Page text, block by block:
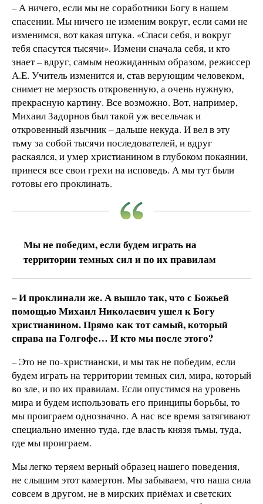
– А ничего, если мы не соработники Богу в нашем
спасении. Мы ничего не изменим вокруг, если сами не
изменимся, вот какая штука. «Спаси себя, и вокруг
тебя спасутся тысячи». Измени сначала себя, и кто
знает – вдруг, самым неожиданным образом, режиссер
А.Е. Учитель изменится и, став верующим человеком,
снимет не мерзость откровенную, а очень нужную,
прекрасную картину. Все возможно. Вот, например,
Михаил Задорнов был такой уж весельчак и
откровенный язычник – дальше некуда. И вел в эту
тьму за собой тысячи последователей, и вдруг
раскаялся, и умер христианином в глубоком покаянии,
принеся все свои грехи на исповедь. А мы тут были
готовы его проклинать.
Мы не победим, если будем играть на
территории темных сил и по их правилам
– И проклинали же. А вышло так, что с Божьей
помощью Михаил Николаевич ушел к Богу
христианином. Прямо как тот самый, который
справа на Голгофе… И кто мы после этого?
– Это не по-христиански, и мы так не победим, если
будем играть на территории темных сил, мира, который
во зле, и по их правилам. Если опустимся на уровень
мира и будем использовать его принципы борьбы, то
мы проиграем однозначно. А нас все время затягивают
специально именно туда, где власть князя тьмы, туда,
где мы проиграем.
Мы легко теряем верный образец нашего поведения,
не слышим этот камертон. Мы забываем, что наша сила
совсем в другом, не в мирских приёмах и светских